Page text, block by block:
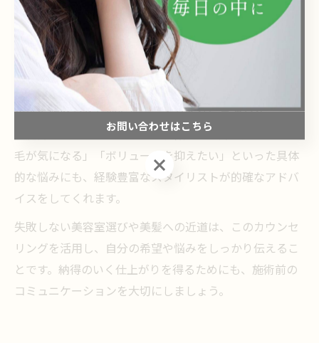
重要な役割を果たします。西葛西の人気美容室では、施
術前に丁寧なヒアリングを行い、お客様のライフスタイ
ルや髪のお悩み、理想のイメージを細かく共有します。
このカウンセリングによって、髪質や頭皮の状態、過去
の施術履歴などを把握し、一人ひとりに最適なメニュー
や施術方法を提案できるのが特徴です。例えば、「クセ
毛が気になる」「ボリュームを抑えたい」といった具体
的な悩みにも、経験豊富なスタイリストが的確なアドバ
イスをしてくれます。
失敗しない美容室選びや美髪への近道は、このカウンセ
リングを活用し、自分の希望や悩みをしっかり伝えるこ
とです。納得のいく仕上がりを得るためにも、施術前の
コミュニケーションを大切にしましょう。
お問い合わせはこちら
お問い合わせはこちら